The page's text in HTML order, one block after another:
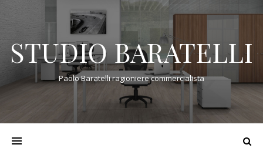
STUDIO BARATELLI
Paolo Baratelli ragioniere commercialista